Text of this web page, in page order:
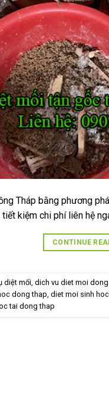
Tháp bằng phương
kiệm chi phí liên hệ
CONTINUE
diệt mối, dich vu diet moi
dong thap, diet moi sinh
tai dong thap